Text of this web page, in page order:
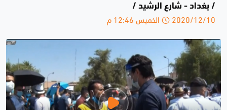
/ بغداد - شارع الرشيد /
2020/12/10 الخميس 12:46 م